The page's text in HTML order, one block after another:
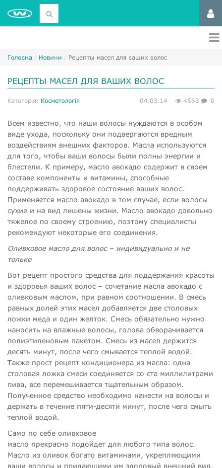
Головна Новини Рецепты масел для ваших волос
РЕЦЕПТЫ МАСЕЛ ДЛЯ ВАШИХ ВОЛОС
Категорія: Косметологія 04.03.14 4563 0
Всем известно, что наши волосы нуждаются в особом
виде ухода, поскольку они подвергаются вредным
воздействиям внешних факторов. Масла используются
для того, чтобы ваши волосы были полны энергии и
блестели. К примеру, масло авокадо содержит в своем
составе компоненты и витамины, способные
поддерживать здоровое состояние ваших волос.
Применяется масло авокадо в том случае, если волосы
сухие и на вид лишены жизни. Масло авокадо довольно
тяжелое по своему строению, поэтому специалисты
рекомендуют некоторые его соединения.
Оливковое масло для волос – индивидуально и не
только
Вот рецепт простого средства для поддержания красоты
и здоровья ваших волос – сочетание масла авокадо с
оливковым маслом, при равном соотношении. В смесь
равных долей этих масел добавляется две столовых
ложки меда и один желток. Смесь обязательно нужно
наносить на влажные волосы, голова обворачивается
полиэтиленовым пакетом. Смесь из масел держится
десять минут, после чего смывается теплой водой.
Также прост рецепт кондиционера из масла: одна
столовая ложка смеси соединяется со ста миллилитрами
пива, все перемешивается тщательным образом.
Полученное средство необходимо нанести на волосы и
держать в течение пяти-десяти минут, после чего смыть
теплой водой.
Само по себе оливковое
масло прекрасно подойдет для любого типа волос.
Масло из оливок богато витаминами, укрепляющими
ваши волосы и придающими им здоровый внешний вид.